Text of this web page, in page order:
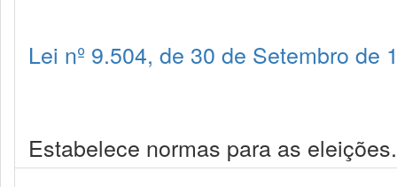
Lei nº 9.504, de 30 de Setembro de
Estabelece normas para as eleições.